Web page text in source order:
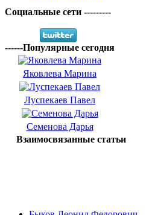
Социальные сети ---------
------Популярные сегодня
Яковлева Марина
Луспекаев Павел
Семенова Дарья
Взаимосвязанные статьи